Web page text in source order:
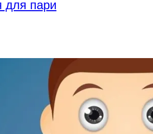
для пари